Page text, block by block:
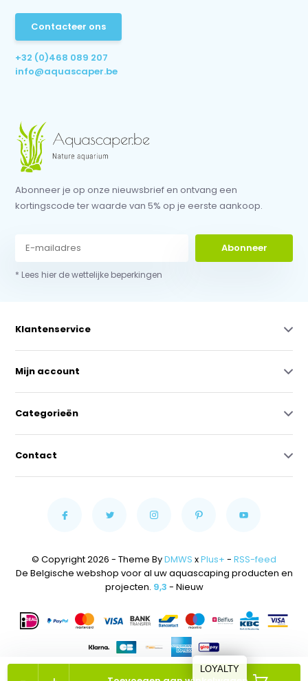
Contacteer ons
+32 (0)468 089 207
info@aquascaper.be
Abonneer je op onze nieuwsbrief en ontvang een
kortingscode ter waarde van 5% op je eerste aankoop.
Abonneer
* Lees hier de wettelijke beperkingen
Klantenservice
Mijn account
Categorieën
Contact
© Copyright 2026 - Theme ByDMWS xPlus+ - RSS-feed
De Belgische webshop voor al uw aquascaping producten en
projecten. 9,3 - Nieuw
LOYALTY